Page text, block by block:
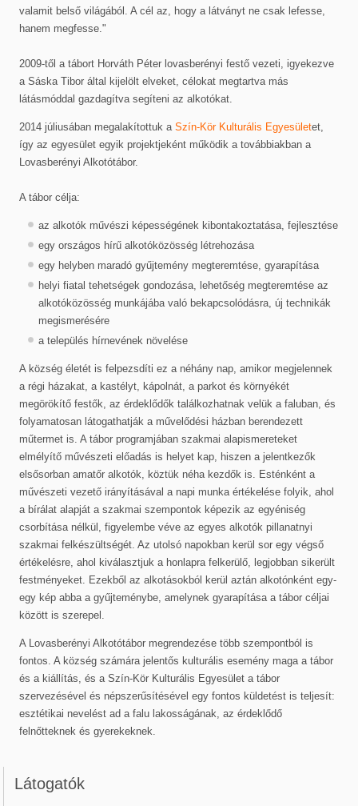
valamit belső világából. A cél az, hogy a látványt ne csak lefesse,
hanem megfesse."
2009-től a tábort Horváth Péter lovasberényi festő vezeti, igyekezve
a Sáska Tibor által kijelölt elveket, célokat megtartva más
látásmóddal gazdagítva segíteni az alkotókat.
2014 júliusában megalakítottuk aSzín-Kör Kulturális Egyesületet,
így az egyesület egyik projektjeként működik a továbbiakban a
Lovasberényi Alkotótábor.
A tábor célja:
az alkotók művészi képességének kibontakoztatása, fejlesztése
egy országos hírű alkotóközösség létrehozása
egy helyben maradó gyűjtemény megteremtése, gyarapítása
helyi fiatal tehetségek gondozása, lehetőség megteremtése az
alkotóközösség munkájába való bekapcsolódásra, új technikák
megismerésére
a település hírnevének növelése
A község életét is felpezsdíti ez a néhány nap, amikor megjelennek
a régi házakat, a kastélyt, kápolnát, a parkot és környékét
megörökítő festők, az érdeklődők találkozhatnak velük a faluban, és
folyamatosan látogathatják a művelődési házban berendezett
műtermet is. A tábor programjában szakmai alapismereteket
elmélyítő művészeti előadás is helyet kap, hiszen a jelentkezők
elsősorban amatőr alkotók, köztük néha kezdők is. Esténként a
művészeti vezető irányításával a napi munka értékelése folyik, ahol
a bírálat alapját a szakmai szempontok képezik az egyéniség
csorbítása nélkül, figyelembe véve az egyes alkotók pillanatnyi
szakmai felkészültségét. Az utolsó napokban kerül sor egy végső
értékelésre, ahol kiválasztjuk a honlapra felkerülő, legjobban sikerült
festményeket. Ezekből az alkotásokból kerül aztán alkotónként egy-
egy kép abba a gyűjteménybe, amelynek gyarapítása a tábor céljai
között is szerepel.
A Lovasberényi Alkotótábor megrendezése több szempontból is
fontos. A község számára jelentős kulturális esemény maga a tábor
és a kiállítás, és a Szín-Kör Kulturális Egyesület a tábor
szervezésével és népszerűsítésével egy fontos küldetést is teljesít:
esztétikai nevelést ad a falu lakosságának, az érdeklődő
felnőtteknek és gyerekeknek.
Látogatók